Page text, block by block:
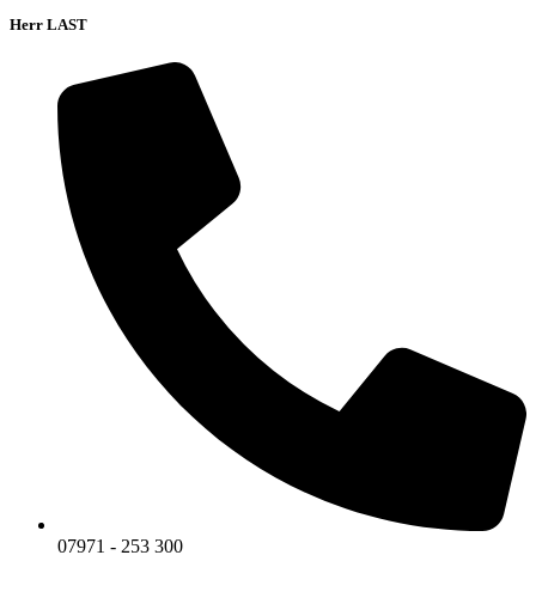
Herr LAST
07971 - 253 300